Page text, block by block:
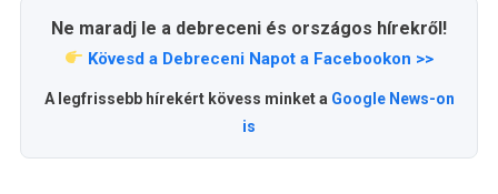
Ne maradj le a debreceni és országos hírekről!
Kövesd a Debreceni Napot a Facebookon >>
A legfrissebb hírekért kövess minket a Google News-on
is